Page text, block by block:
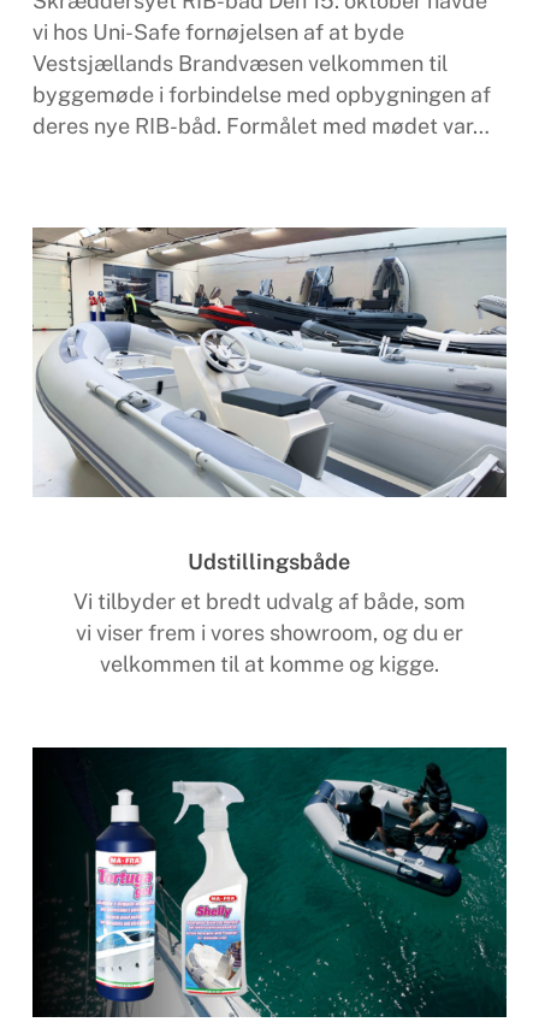
vi hos Uni-Safe fornøjelsen af at byde
Vestsjællands Brandvæsen velkommen til
byggemøde i forbindelse med opbygningen af
deres nye RIB-båd. Formålet med mødet var…
Udstillingsbåde
Vi tilbyder et bredt udvalg af både, som
vi viser frem i vores showroom, og du er
velkommen til at komme og kigge.